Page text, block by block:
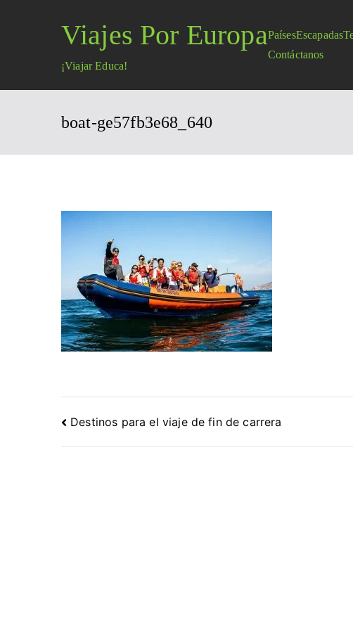
Viajes Por Europa
¡Viajar Educa!
PaísesEscapadas
Contáctanos
boat-ge57fb3e68_640
Navegación
de
Destinos para el viaje de fin de carrera